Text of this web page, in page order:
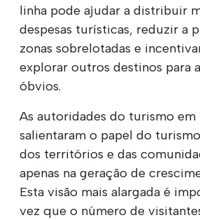
linha pode ajudar a distribuir
despesas turísticas, reduzir a
zonas sobrelotadas e
explorar outros destinos para
óbvios.
As autoridades do turismo em
salientaram o papel do
dos territórios e das
apenas na geração de
Esta visão mais alargada é
vez que o número de